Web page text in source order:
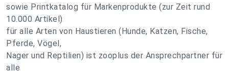
sowie Printkatalog für Markenprodukte (zur Zeit rund
10.000 Artikel)
für alle Arten von Haustieren (Hunde, Katzen, Fische,
Pferde, Vögel,
Nager und Reptilien) ist zooplus der Ansprechpartner für
alle